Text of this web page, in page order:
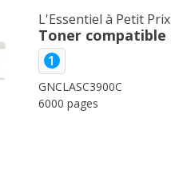
L'Essentiel à Petit Prix
Toner compatible
1
GNCLASC3900C
6000 pages